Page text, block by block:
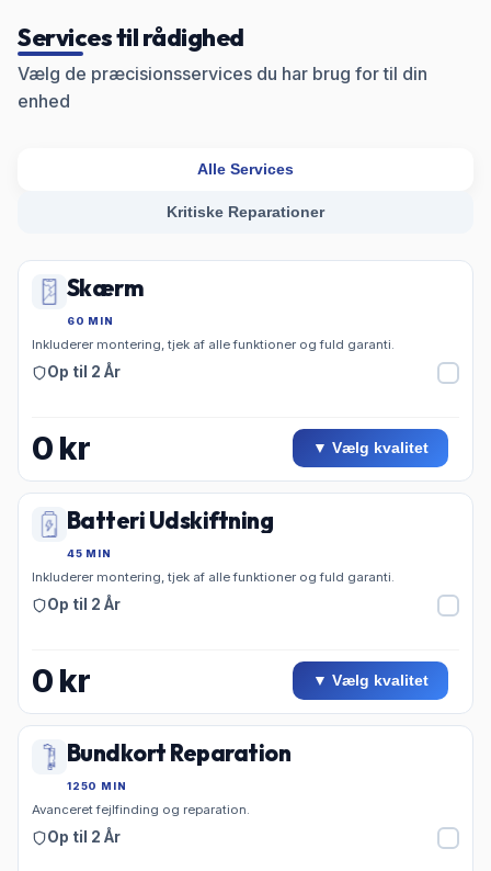
Services til rådighed
Vælg de præcisionsservices du har brug for til din
enhed
Alle Services
Kritiske Reparationer
Skærm
60 MIN
Inkluderer montering, tjek af alle funktioner og fuld garanti.
Op til 2 År
0 kr ▼ Vælg kvalitet
Batteri Udskiftning
45 MIN
Inkluderer montering, tjek af alle funktioner og fuld garanti.
Op til 2 År
0 kr ▼ Vælg kvalitet
Bundkort Reparation
1250 MIN
Avanceret fejlfinding og reparation.
Op til 2 År